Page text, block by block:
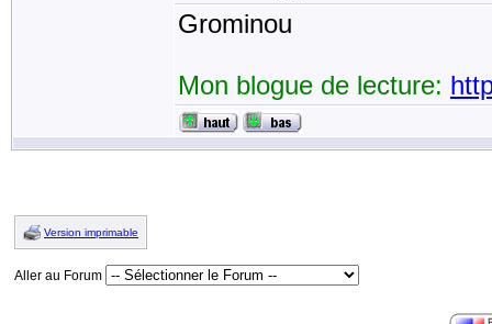
Grominou
Mon blogue de lecture:
Version imprimable
Aller au Forum